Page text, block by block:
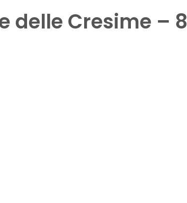
delle Cresime – 8